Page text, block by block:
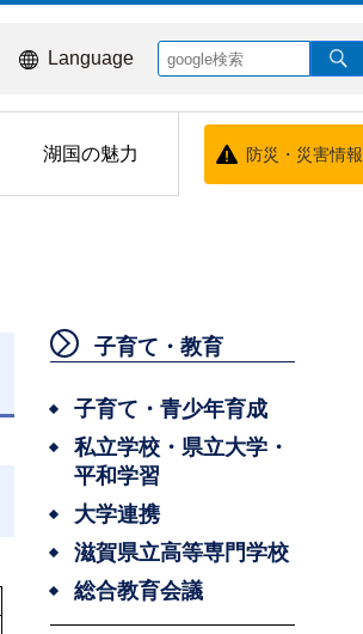
Language
湖国の魅力 防災・災害情報
子育て・教育
子育て・青少年育成
私立学校・県立大学・
平和学習
大学連携
滋賀県立高等専門学校
総合教育会議